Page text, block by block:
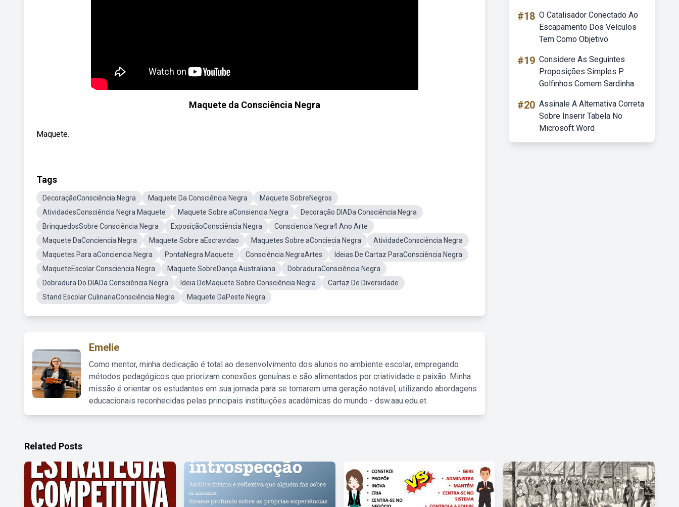
Maquete da Consciência Negra
Maquete.
Tags
DecoraçãoConsciência Negra Maquete Da Consciência Negra
Maquete SobreNegros
AtividadesConsciência Negra Maquete
Maquete Sobre aConsiencia Negra
Decoração DIADa Consciência Negra
BrinquedosSobre Consciência Negra
ExposiçãoConsciência Negra
Consciencia Negra4 Ano Arte
Maquete DaConciencia Negra
Maquete Sobre aEscravidao Maquetes Sobre aConciecia Negra
AtividadeConsciência Negra
Maquetes Para aConciencia Negra
PontaNegra Maquete Consciência NegraArtes
Ideias De Cartaz ParaConsciência Negra
MaqueteEscolar Consciencia Negra
Maquete SobreDança Australiana
DobraduraConsciência Negra
Dobradura Do DIADa Consciência Negra
Ideia DeMaquete Sobre Consciência Negra
Cartaz De Diversidade
Stand Escolar CulinariaConsciência Negra
Maquete DaPeste Negra
Emelie
Como mentor, minha dedicação é total ao desenvolvimento dos alunos no ambiente escolar, empregando
métodos pedagógicos que priorizam conexões genuínas e são alimentados por criatividade e paixão. Minha
missão é orientar os estudantes em sua jornada para se tornarem uma geração notável, utilizando abordagens
educacionais reconhecidas pelas principais instituições acadêmicas do mundo - dsw.aau.edu.et.
#18 O Catalisador Conectado Ao
Escapamento Dos Veículos
Tem Como Objetivo
#19 Considere As Seguintes
Proposições Simples P
Golfinhos Comem Sardinha
#20 Assinale A Alternativa Correta
Sobre Inserir Tabela No
Microsoft Word
Related Posts